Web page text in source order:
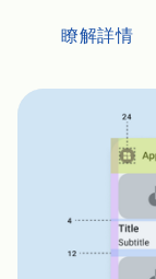
瞭解詳情